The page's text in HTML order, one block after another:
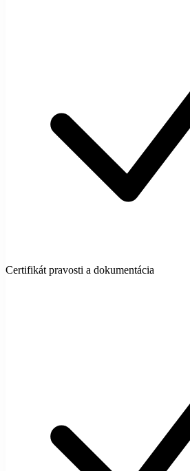
Certifikát pravosti a dokumentácia